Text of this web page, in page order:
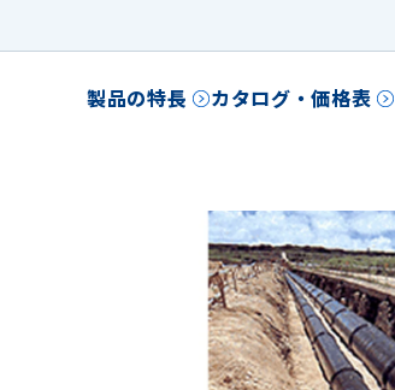
製品の特長 カタログ・価格表